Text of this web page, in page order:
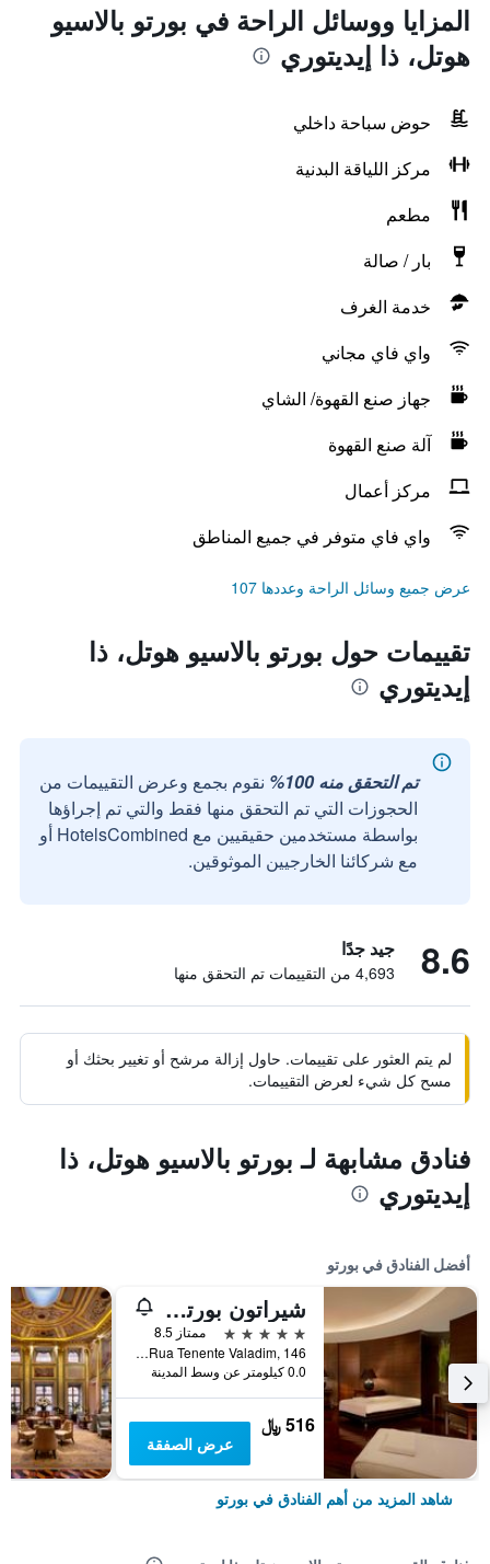
المزايا ووسائل الراحة في بورتو بالاسيو
هوتل، ذا إيديتوري
حوض سباحة داخلي
مركز اللياقة البدنية
مطعم
بار / صالة
خدمة الغرف
واي فاي مجاني
جهاز صنع القهوة/ الشاي
آلة صنع القهوة
مركز أعمال
واي فاي متوفر في جميع المناطق
عرض جميع وسائل الراحة وعددها 107
تقييمات حول بورتو بالاسيو هوتل، ذا
إيديتوري
تم التحقق منه 100%
نقوم بجمع وعرض التقييمات من
الحجوزات التي تم التحقق منها فقط والتي تم إجراؤها
بواسطة مستخدمين حقيقيين مع HotelsCombined أو
مع شركائنا الخارجيين الموثوقين.
8.6 جيد جدًا
4,693 من التقييمات تم التحقق منها
لم يتم العثور على تقييمات. حاول إزالة مرشح أو تغيير بحثك أو
مسح كل شيء لعرض التقييمات.
فنادق مشابهة لـ بورتو بالاسيو هوتل، ذا
إيديتوري
أفضل الفنادق في بورتو
شيراتون بورتو هوتل آند سبا
5 نجوم
ممتاز 8.5
Rua Tenente Valadim, 146, بورتو, محافظة بورتو, البرتغال
0.0 كيلومتر عن وسط المدينة
516 ﷼
عرض الصفقة
شاهد المزيد من أهم الفنادق في بورتو